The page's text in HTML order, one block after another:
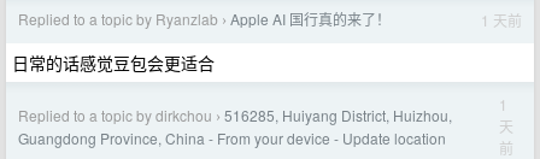
Replied to a topic by Ryanzlab › Apple AI 国行真的来了！ 1 天前
日常的话感觉豆包会更适合
Replied to a topic by dirkchou › 516285, Huiyang District, Huizhou,
Guangdong Province, China - From your device - Update location
1
天
前